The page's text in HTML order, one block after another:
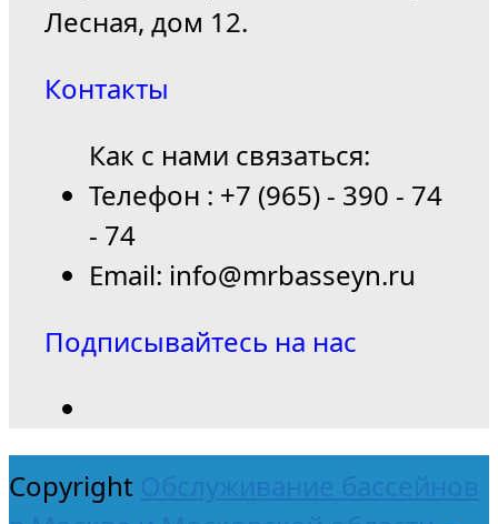
Лесная, дом 12.
Контакты
Как с нами связаться:
Телефон : +7 (965) - 390 - 74
- 74
Email: info@mrbasseyn.ru
Подписывайтесь на нас
Copyright Обслуживание бассейнов